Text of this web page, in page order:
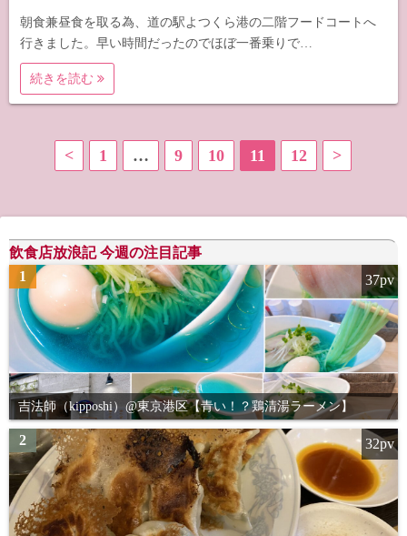
朝食兼昼食を取る為、道の駅よつくら港の二階フードコートへ
行きました。早い時間だったのでほぼ一番乗りで…
続きを読む
ペ
ー
ジ
送
り
< 1 … 9 10 11 12 >
飲食店放浪記 今週の注目記事
1
吉法師（kipposhi）@東京港区【青い！？鶏清湯ラーメン】
37pv
2 32pv